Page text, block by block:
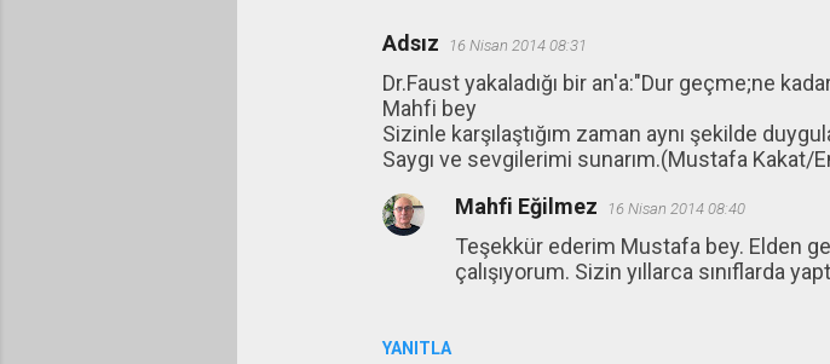
Adsız 16 Nisan 2014 08:31
Dr.Faust yakaladığı bir an'a:"Dur geçme;ne
Mahfi bey
Sizinle karşılaştığım zaman aynı şekilde
Saygı ve sevgilerimi sunarım.(Mustafa
YANITLA
Mahfi Eğilmez 16 Nisan 2014 08:40
Teşekkür ederim Mustafa bey. Elden
çalışıyorum. Sizin yıllarca sınıflarda